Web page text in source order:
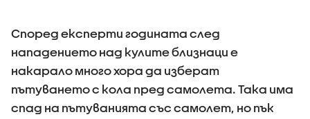
Според експерти годината след
нападението над кулите близнаци е
накарало много хора да изберат
пътуването с кола пред самолета. Така има
спад на пътуванията със самолет, но пък